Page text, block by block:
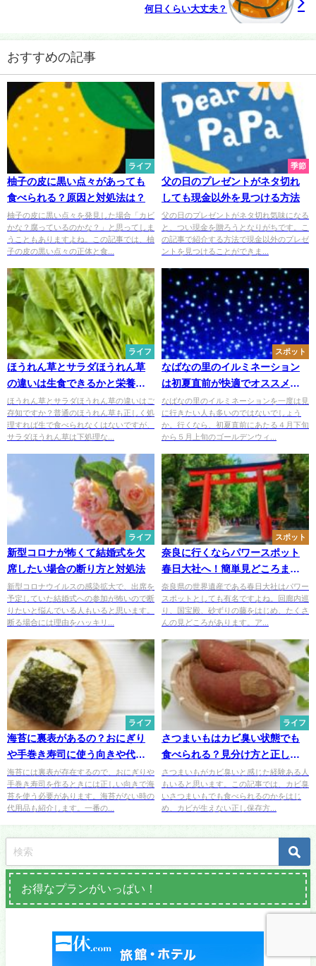
何日くらい大丈夫？
おすすめの記事
ライフ
柚子の皮に黒い点々があっても
食べられる？原因と対処法は？
柚子の皮に黒い点々を発見した場合「カビ
かな？腐っているのかな？」と思ってしま
うこともありますよね。この記事では、柚
子の皮の黒い点々の正体と食...
季節
父の日のプレゼントがネタ切れ
しても現金以外を見つける方法
父の日のプレゼントがネタ切れ気味になる
と、つい現金を贈ろうとなりがちです。こ
の記事で紹介する方法で現金以外のプレゼ
ントを見つけることができま...
ライフ
ほうれん草とサラダほうれん草
の違いは生食できるかと栄養価
の差？
ほうれん草とサラダほうれん草の違いはご
存知ですか？普通のほうれん草も正しく処
理すれば生で食べられなくはないですが、
サラダほうれん草は下処理な...
スポット
なばなの里のイルミネーション
は初夏直前が快適でオススメで
す！
なばなの里のイルミネーションを一度は見
に行きたい人も多いのではないでしょう
か。行くなら、初夏直前にあたる４月下旬
から５月上旬のゴールデンウィ...
ライフ
新型コロナが怖くて結婚式を欠
席したい場合の断り方と対処法
新型コロナウイルスの感染拡大で、出席を
予定していた結婚式への参加が怖いので断
りたいと悩んでいる人もいると思います。
断る場合には理由をハッキリ...
スポット
奈良に行くならパワースポット
春日大社へ！簡単見どころまと
め
奈良県の世界遺産である春日大社はパワー
スポットとしても有名ですよね。回廊内巡
り、国宝殿、砂ずりの藤をはじめ、たくさ
んの見どころがあります。ア...
ライフ
海苔に裏表があるの？おにぎり
や手巻き寿司に使う向きや代用
品は？
海苔には裏表が存在するので、おにぎりや
手巻き寿司を作るときには正しい向きで海
苔を使う必要があります。海苔がない時の
代用品も紹介します。一番の...
ライフ
さつまいもはカビ臭い状態でも
食べられる？見分け方と正しい
保存方法
さつまいもがカビ臭いと感じた経験ある人
もいると思います。この記事では、カビ臭
いさつまいもでも食べられるのかをはじ
め、カビが生えない正し保存方...
お得なプランがいっぱい！